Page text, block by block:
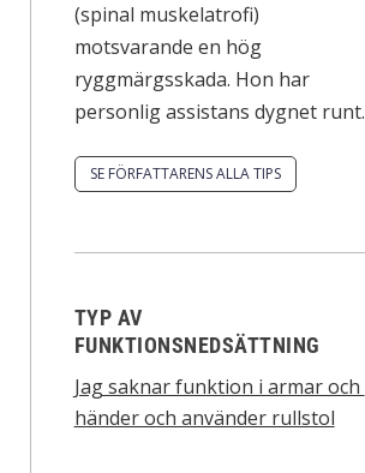
(spinal muskelatrofi)
motsvarande en hög
ryggmärgsskada. Hon har
personlig assistans dygnet runt.
SE FÖRFATTARENS ALLA TIPS
TYP AV
FUNKTIONSNEDSÄTTNING
Jag saknar funktion i armar och
händer och använder rullstol